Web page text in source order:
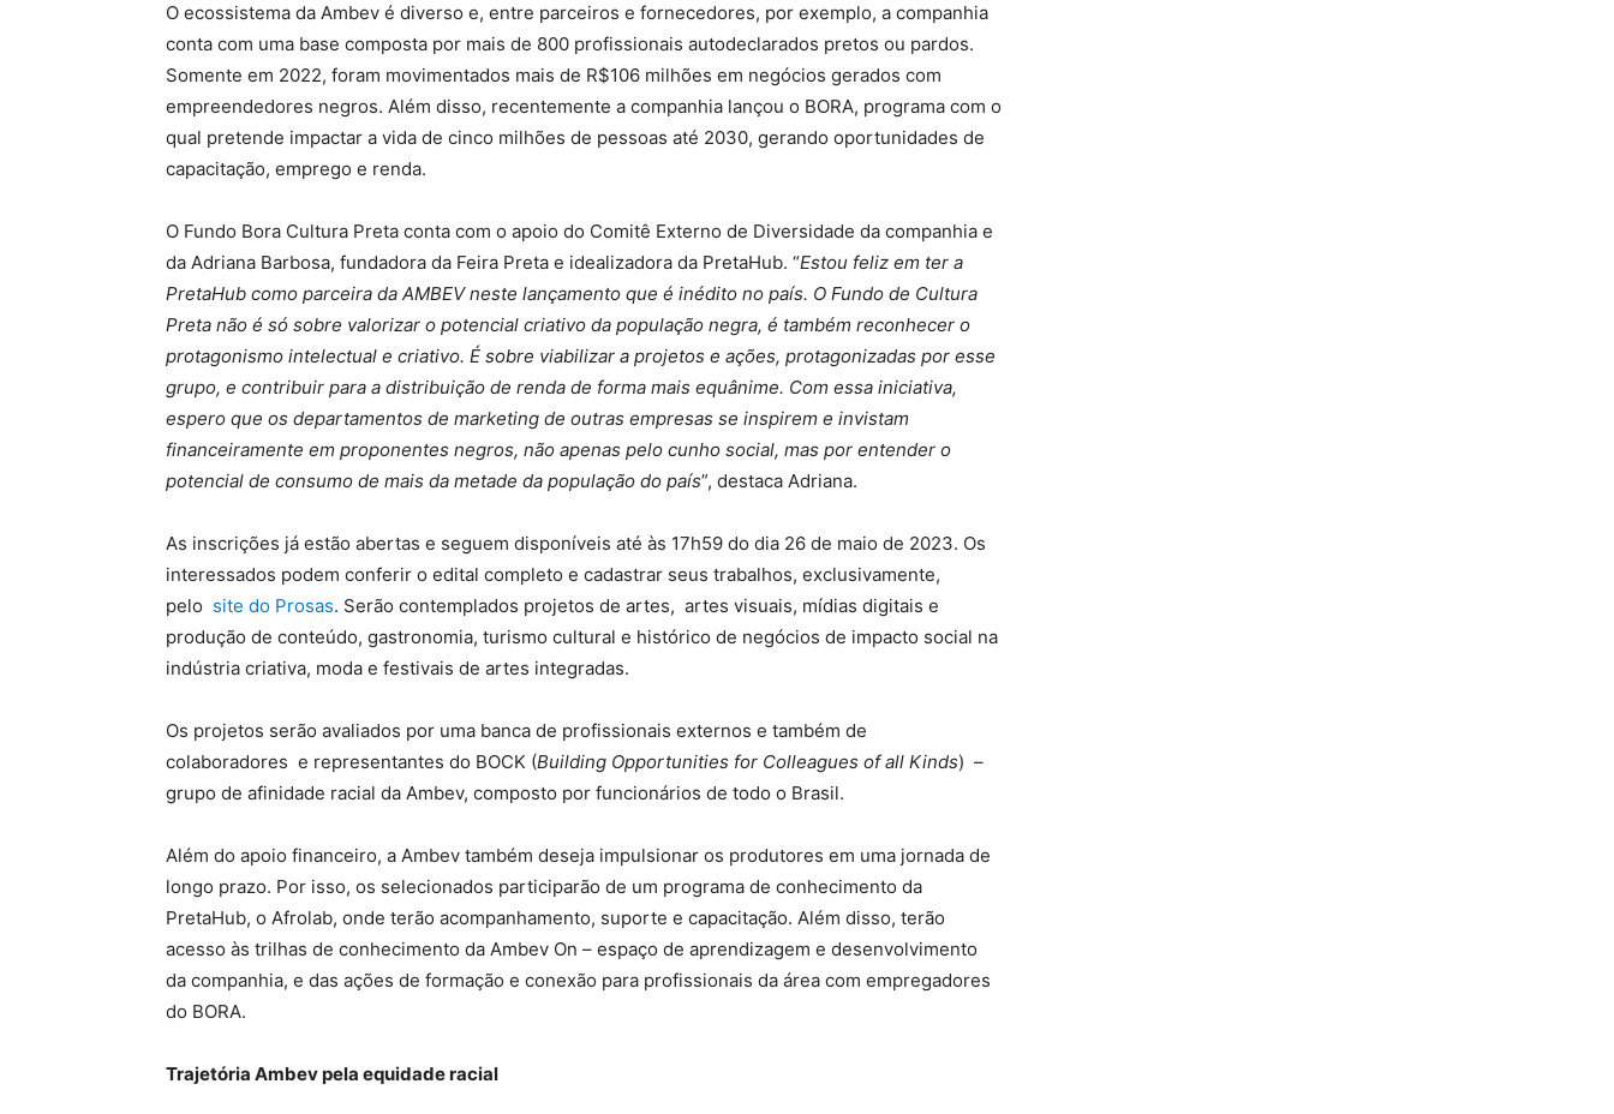
O ecossistema da Ambev é diverso e, entre parceiros e fornecedores, por exemplo, a companhia
conta com uma base composta por mais de 800 profissionais autodeclarados pretos ou pardos.
Somente em 2022, foram movimentados mais de R$106 milhões em negócios gerados com
empreendedores negros. Além disso, recentemente a companhia lançou o BORA, programa com o
qual pretende impactar a vida de cinco milhões de pessoas até 2030, gerando oportunidades de
capacitação, emprego e renda.
O Fundo Bora Cultura Preta conta com o apoio do Comitê Externo de Diversidade da companhia e
da Adriana Barbosa, fundadora da Feira Preta e idealizadora da PretaHub. “Estou feliz em ter a
PretaHub como parceira da AMBEV neste lançamento que é inédito no país. O Fundo de Cultura
Preta não é só sobre valorizar o potencial criativo da população negra, é também reconhecer o
protagonismo intelectual e criativo. É sobre viabilizar a projetos e ações, protagonizadas por esse
grupo, e contribuir para a distribuição de renda de forma mais equânime. Com essa iniciativa,
espero que os departamentos de marketing de outras empresas se inspirem e invistam
financeiramente em proponentes negros, não apenas pelo cunho social, mas por entender o
potencial de consumo de mais da metade da população do país”, destaca Adriana.
As inscrições já estão abertas e seguem disponíveis até às 17h59 do dia 26 de maio de 2023. Os
interessados podem conferir o edital completo e cadastrar seus trabalhos, exclusivamente,
pelo site do Prosas. Serão contemplados projetos de artes, artes visuais, mídias digitais e
produção de conteúdo, gastronomia, turismo cultural e histórico de negócios de impacto social na
indústria criativa, moda e festivais de artes integradas.
Os projetos serão avaliados por uma banca de profissionais externos e também de
colaboradores e representantes do BOCK (Building Opportunities for Colleagues of all Kinds) –
grupo de afinidade racial da Ambev, composto por funcionários de todo o Brasil.
Além do apoio financeiro, a Ambev também deseja impulsionar os produtores em uma jornada de
longo prazo. Por isso, os selecionados participarão de um programa de conhecimento da
PretaHub, o Afrolab, onde terão acompanhamento, suporte e capacitação. Além disso, terão
acesso às trilhas de conhecimento da Ambev On – espaço de aprendizagem e desenvolvimento
da companhia, e das ações de formação e conexão para profissionais da área com empregadores
do BORA.
Trajetória Ambev pela equidade racial